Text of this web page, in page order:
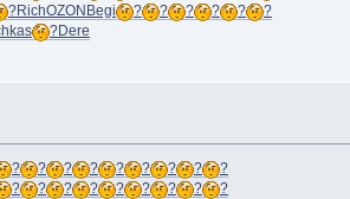
?RichOZON Begi ? ? ? ? ?
?
?Dere
? ? ? ? ? ? ? ?
?
? ? ? ? ? ? ? ?
?